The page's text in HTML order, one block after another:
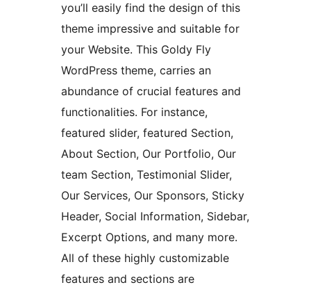
you’ll easily find the design of this
theme impressive and suitable for
your Website. This Goldy Fly
WordPress theme, carries an
abundance of crucial features and
functionalities. For instance,
featured slider, featured Section,
About Section, Our Portfolio, Our
team Section, Testimonial Slider,
Our Services, Our Sponsors, Sticky
Header, Social Information, Sidebar,
Excerpt Options, and many more.
All of these highly customizable
features and sections are